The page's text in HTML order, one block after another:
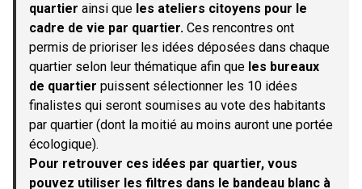
quartier ainsi que les ateliers citoyens pour le
cadre de vie par quartier. Ces rencontres ont
permis de prioriser les idées déposées dans chaque
quartier selon leur thématique afin que les bureaux
de quartier puissent sélectionner les 10 idées
finalistes qui seront soumises au vote des habitants
par quartier (dont la moitié au moins auront une portée
écologique).
Pour retrouver ces idées par quartier, vous
pouvez utiliser les filtres dans le bandeau blanc à